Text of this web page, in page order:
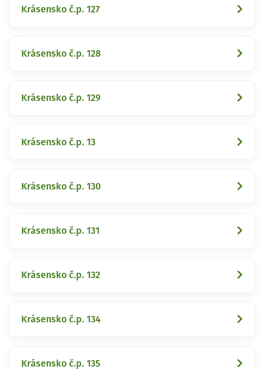
Krásensko č.p. 127
Krásensko č.p. 128
Krásensko č.p. 129
Krásensko č.p. 13
Krásensko č.p. 130
Krásensko č.p. 131
Krásensko č.p. 132
Krásensko č.p. 134
Krásensko č.p. 135